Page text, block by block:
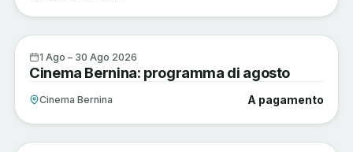
Musica e Spettacoli
1 Ago – 30 Ago 2026
Cinema Bernina: programma di agosto
Cinema Bernina A pagamento